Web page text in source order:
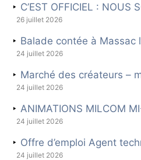
C’EST OFFICIEL : NOUS
26 juillet 2026
Balade contée à Massac
24 juillet 2026
Marché des créateurs –
24 juillet 2026
ANIMATIONS MILCOM
24 juillet 2026
Offre d’emploi Agent
24 juillet 2026